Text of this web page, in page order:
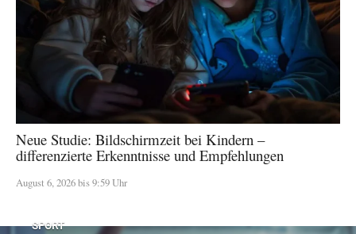
Neue Studie: Bildschirmzeit bei Kindern –
differenzierte Erkenntnisse und Empfehlungen
August 6, 2026 bis 9:59 Uhr
SPORT